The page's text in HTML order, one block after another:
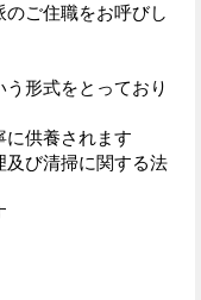
ご住職をお呼びし
形式をとっており
に供養されます
及び清掃に関する法